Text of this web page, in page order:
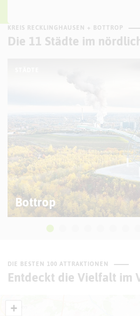
KREIS RECKLINGHAUSEN + BOTTROP
Die 11 Städte im
Bottrop
DIE BESTEN 100 ATTRAKTIONEN
Entdeckt die Vielfalt im
+